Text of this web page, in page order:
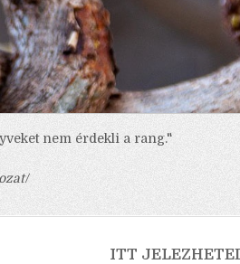
nem érdekli a rang."
ITT